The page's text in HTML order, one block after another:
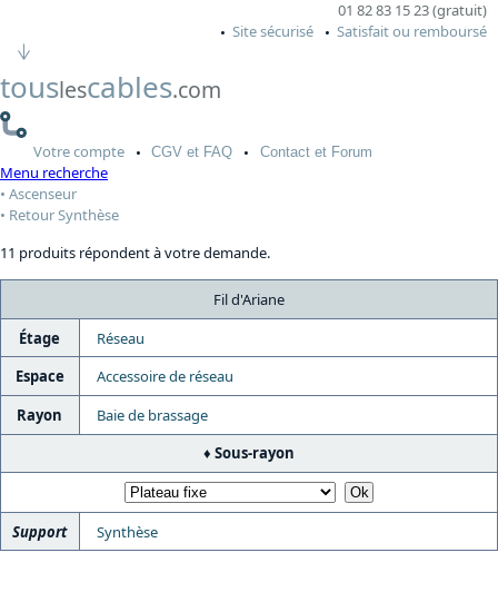
01 82 83 15 23 (gratuit)
Site sécurisé
Satisfait ou remboursé
touslescables.com
Votrecompte CGV et FAQ Contactet Forum
Menu recherche
Ascenseur
Retour Synthèse
11 produits répondent à votre demande.
Fil d'Ariane
Étage
Réseau
Espace
Accessoire de réseau
Rayon
Baie de brassage
Sous-rayon
Support Synthèse